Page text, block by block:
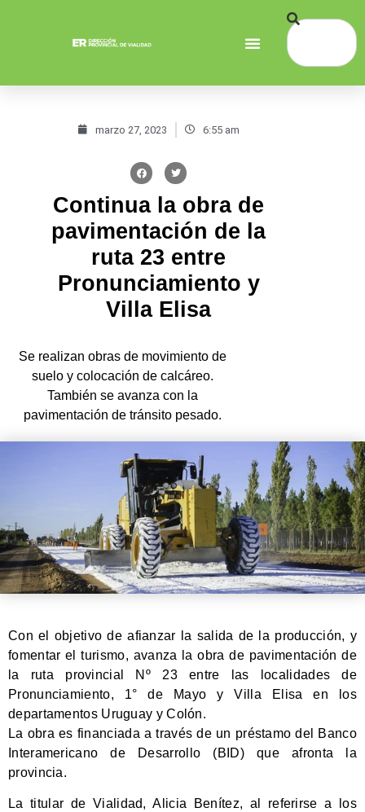
marzo 27, 2023 6:55 am
Continua la obra de
pavimentación de la
ruta 23 entre
Pronunciamiento y
Villa Elisa
Se realizan obras de movimiento de
suelo y colocación de calcáreo.
También se avanza con la
pavimentación de tránsito pesado.
Con el objetivo de afianzar la salida de la producción, y
fomentar el turismo, avanza la obra de pavimentación de
la ruta provincial Nº 23 entre las localidades de
Pronunciamiento, 1° de Mayo y Villa Elisa en los
departamentos Uruguay y Colón.
La obra es financiada a través de un préstamo del Banco
Interamericano de Desarrollo (BID) que afronta la
provincia.
La titular de Vialidad, Alicia Benítez, al referirse a los